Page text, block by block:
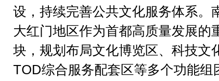
设，持续完善公共文化服务体系。
大红门地区作为首都高质量发展的
块，规划布局文化博览区、科技文
TOD综合服务配套区等多个功能组